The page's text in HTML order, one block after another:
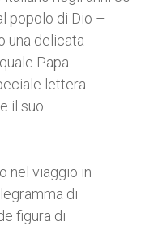
popolo di Dio –
una delicata
Papa
lettera
il suo
nel viaggio in
di
figura di